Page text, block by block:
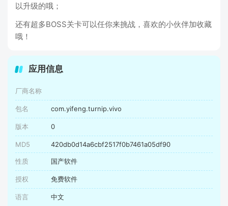
以升级的哦；
还有超多BOSS关卡可以任你来挑战，喜欢的小伙伴加收藏
哦！
应用信息
厂商名称
包名 com.yifeng.turnip.vivo
版本 0
MD5 420db0d14a6cbf2517f0b7461a05df90
性质 国产软件
授权 免费软件
语言 中文